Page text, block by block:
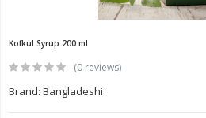
Kofkul Syrup 200 ml
(0 reviews)
Brand: Bangladeshi